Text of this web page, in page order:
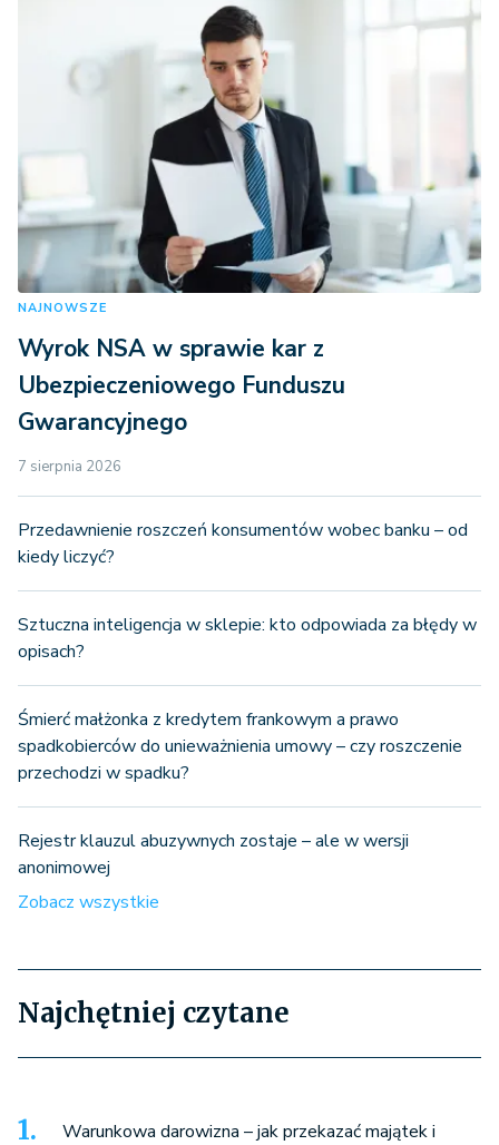
NAJNOWSZE
Wyrok NSA w sprawie kar z
Ubezpieczeniowego Funduszu
Gwarancyjnego
7 sierpnia 2026
Przedawnienie roszczeń konsumentów wobec banku – od
kiedy liczyć?
Sztuczna inteligencja w sklepie: kto odpowiada za błędy w
opisach?
Śmierć małżonka z kredytem frankowym a prawo
spadkobierców do unieważnienia umowy – czy roszczenie
przechodzi w spadku?
Rejestr klauzul abuzywnych zostaje – ale w wersji
anonimowej
Zobacz wszystkie
Najchętniej czytane
Warunkowa darowizna – jak przekazać majątek i